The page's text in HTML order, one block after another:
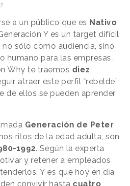
a un público que es Nativo
Y es un target difícil
sólo como audiencia, sino
humano para las empresas.
Why te traemos diez
atraer este perfil “rebelde”
de ellos se pueden aprender
Generación de Peter
ritos de la edad adulta, son
1992. Según la experta
y retener a empleados
Y es que hoy en día
convivir hasta cuatro